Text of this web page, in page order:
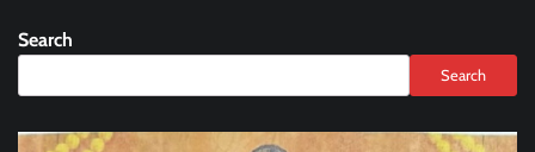
Search
Search